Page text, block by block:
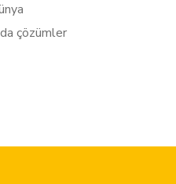
çözümler